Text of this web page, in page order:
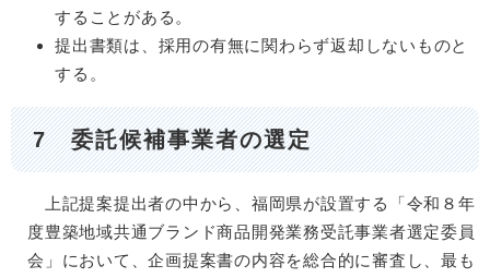
することがある。
提出書類は、採用の有無に関わらず返却しないものと
する。
7 委託候補事業者の選定
上記提案提出者の中から、福岡県が設置する「令和８年
度豊築地域共通ブランド商品開発業務受託事業者選定委員
会」において、企画提案書の内容を総合的に審査し、最も